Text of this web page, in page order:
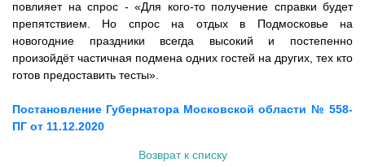
повлияет на спрос - «Для кого-то получение справки будет
препятствием. Но спрос на отдых в Подмосковье на
новогодние праздники всегда высокий и постепенно
произойдёт частичная подмена одних гостей на других, тех кто
готов предоставить тесты».
Постановление Губернатора Московской области № 558-
ПГ от 11.12.2020
Возврат к списку